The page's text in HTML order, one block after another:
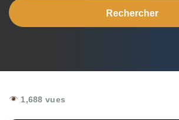
1,688 vues